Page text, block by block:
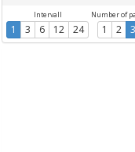
Intervall
1 3 6 12 24
Number of
1 2 3